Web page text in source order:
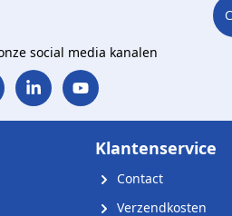
social media kanalen
Klantenservice
Contact
Verzendkosten